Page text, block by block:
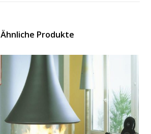
Ähnliche Produkte